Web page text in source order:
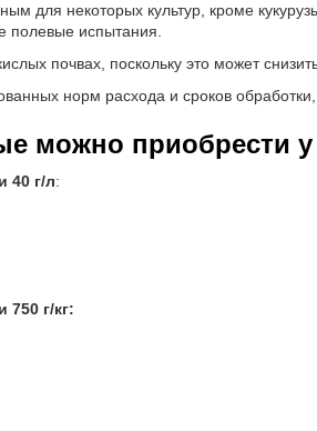
для некоторых культур, кроме
полевые испытания.
почвах, поскольку это может
норм расхода и сроков
можно приобрести у
40 г/л:
750 г/кг: